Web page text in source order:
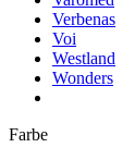
Verbenas
Voi
Westland
Wonders
Farbe